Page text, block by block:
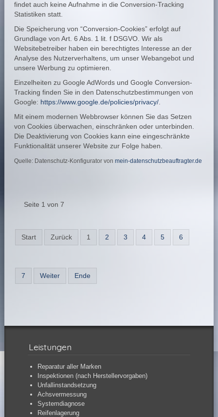
findet auch keine Aufnahme in die Conversion-Tracking
Statistiken statt.
Die Speicherung von “Conversion-Cookies” erfolgt auf
Grundlage von Art. 6 Abs. 1 lit. f DSGVO. Wir als
Websitebetreiber haben ein berechtigtes Interesse an der
Analyse des Nutzerverhaltens, um unser Webangebot und
unsere Werbung zu optimieren.
Einzelheiten zu Google AdWords und Google Conversion-
Tracking finden Sie in den Datenschutzbestimmungen von
Google: https://www.google.de/policies/privacy/.
Mit einem modernen Webbrowser können Sie das Setzen
von Cookies überwachen, einschränken oder unterbinden.
Die Deaktivierung von Cookies kann eine eingeschränkte
Funktionalität unserer Website zur Folge haben.
Quelle: Datenschutz-Konfigurator von mein-datenschutzbeauftragter.de
Seite 1 von 7
Start Zurück 1 2 3 4 5 6
7 Weiter Ende
Leistungen
Reparatur aller Marken
Inspektionen (nach Herstellervorgaben)
Unfallinstandsetzung
Achsvermessung
Systemdiagnose
Reifenlagerung